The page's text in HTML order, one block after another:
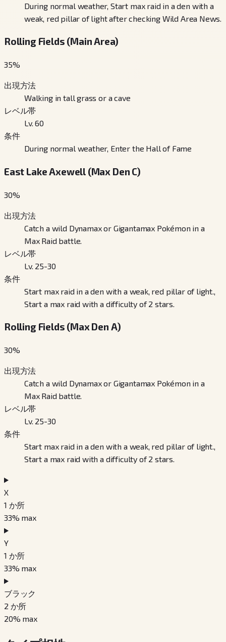
During normal weather, Start max raid in a den with a
weak, red pillar of light after checking Wild Area News.
Rolling Fields (Main Area)
35%
出現方法
Walking in tall grass or a cave
レベル帯
Lv. 60
条件
During normal weather, Enter the Hall of Fame
East Lake Axewell (Max Den C)
30%
出現方法
Catch a wild Dynamax or Gigantamax Pokémon in a
Max Raid battle.
レベル帯
Lv. 25-30
条件
Start max raid in a den with a weak, red pillar of light.,
Start a max raid with a difficulty of 2 stars.
Rolling Fields (Max Den A)
30%
出現方法
Catch a wild Dynamax or Gigantamax Pokémon in a
Max Raid battle.
レベル帯
Lv. 25-30
条件
Start max raid in a den with a weak, red pillar of light.,
Start a max raid with a difficulty of 2 stars.
X
1 か所
33% max
Y
1 か所
33% max
ブラック
2 か所
20% max